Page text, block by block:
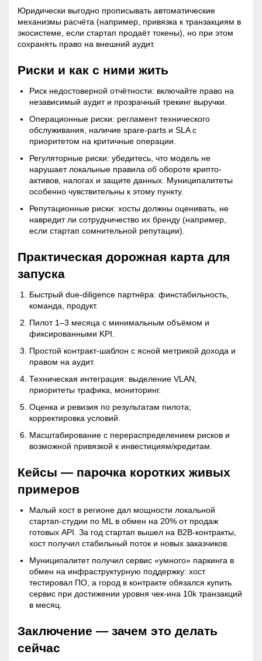
Юридически выгодно прописывать автоматические
механизмы расчёта (например, привязка к транзакциям в
экосистеме, если стартап продаёт токены), но при этом
сохранять право на внешний аудит.
Риски и как с ними жить
Риск недостоверной отчётности: включайте право на
независимый аудит и прозрачный трекинг выручки.
Операционные риски: регламент технического
обслуживания, наличие spare-parts и SLA с
приоритетом на критичные операции.
Регуляторные риски: убедитесь, что модель не
нарушает локальные правила об обороте крипто-
активов, налогах и защите данных. Муниципалитеты
особенно чувствительны к этому пункту.
Репутационные риски: хосты должны оценивать, не
навредит ли сотрудничество их бренду (например,
если стартап сомнительной репутации).
Практическая дорожная карта для
запуска
Быстрый due-diligence партнёра: финстабильность,
команда, продукт.
Пилот 1–3 месяца с минимальным объёмом и
фиксированными KPI.
Простой контракт-шаблон с ясной метрикой дохода и
правом на аудит.
Техническая интеграция: выделение VLAN,
приоритеты трафика, мониторинг.
Оценка и ревизия по результатам пилота;
корректировка условий.
Масштабирование с перераспределением рисков и
возможной привязкой к инвестициям/кредитам.
Кейсы — парочка коротких живых
примеров
Малый хост в регионе дал мощности локальной
стартап-студии по ML в обмен на 20% от продаж
готовых API. За год стартап вышел на B2B-контракты,
хост получил стабильный поток и новых заказчиков.
Муниципалитет получил сервис «умного» паркинга в
обмен на инфраструктурную поддержку: хост
тестировал ПО, а город в контракте обязался купить
сервис при достижении уровня чек-ина 10k транзакций
в месяц.
Заключение — зачем это делать
сейчас